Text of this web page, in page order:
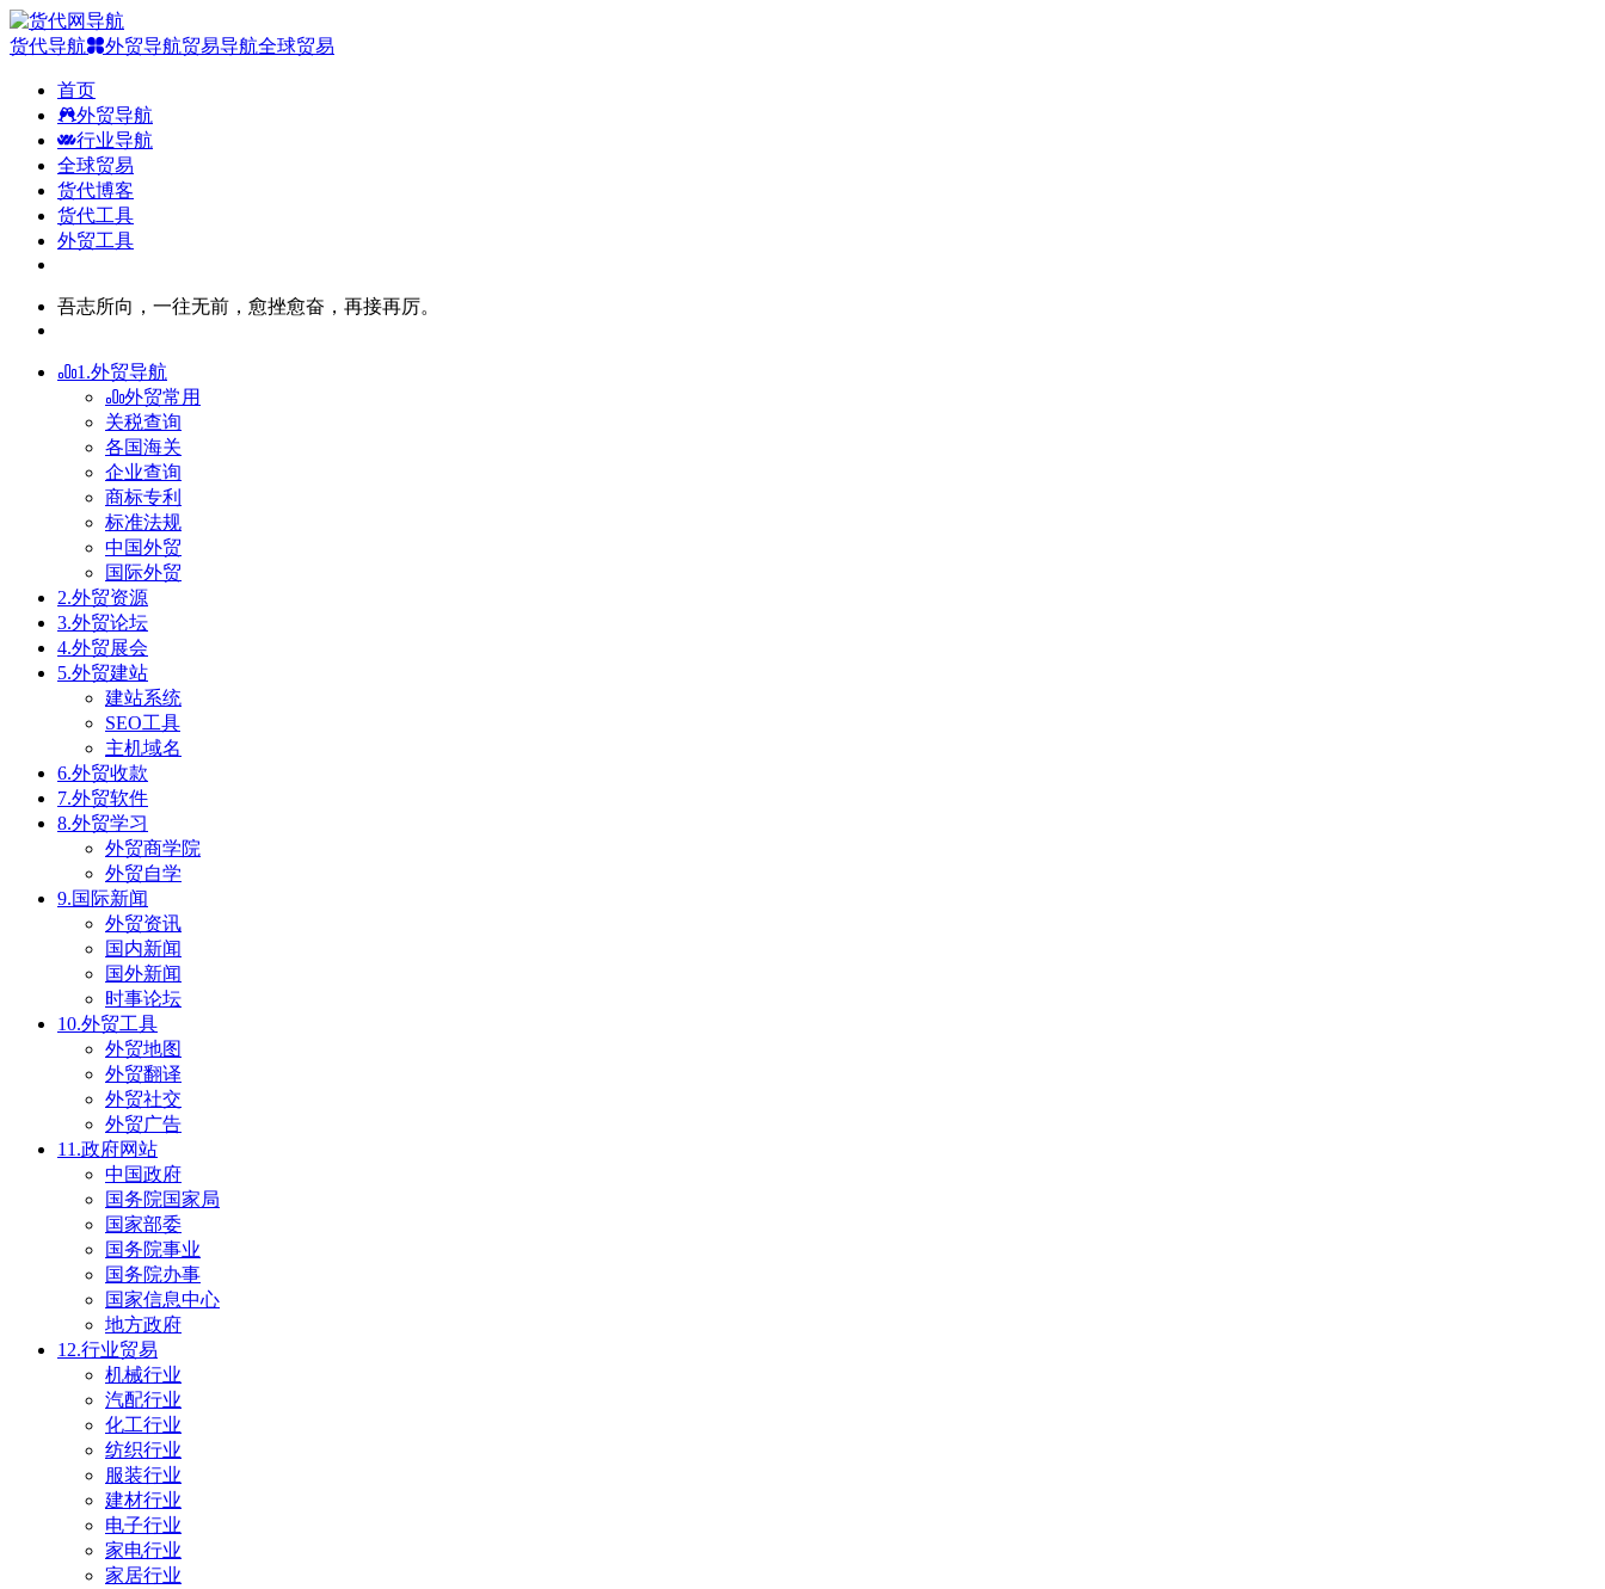
货代导航 外贸导航贸易导航全球贸易
首页
外贸导航
行业导航
全球贸易
货代博客
货代工具
外贸工具
吾志所向，一往无前，愈挫愈奋，再接再厉。
1.外贸导航
外贸常用
关税查询
各国海关
企业查询
商标专利
标准法规
中国外贸
国际外贸
2.外贸资源
3.外贸论坛
4.外贸展会
5.外贸建站
建站系统
SEO工具
主机域名
6.外贸收款
7.外贸软件
8.外贸学习
外贸商学院
外贸自学
9.国际新闻
外贸资讯
国内新闻
国外新闻
时事论坛
10.外贸工具
外贸地图
外贸翻译
外贸社交
外贸广告
11.政府网站
中国政府
国务院国家局
国家部委
国务院事业
国务院办事
国家信息中心
地方政府
12.行业贸易
机械行业
汽配行业
化工行业
纺织行业
服装行业
建材行业
电子行业
家电行业
家居行业